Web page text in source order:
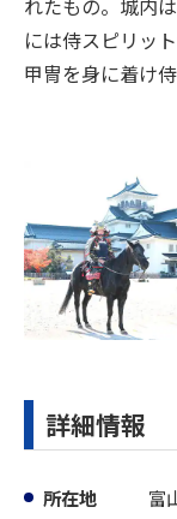
れたもの。城内
には侍スピリッ
甲冑を身に着け
詳細情報
所在地 富